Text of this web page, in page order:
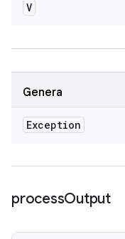
V
Genera
Exception
processOutput